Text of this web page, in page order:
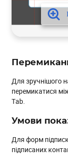
Для зручнішого
перемикатися
Тab.
Умови
Для форм
підписаних